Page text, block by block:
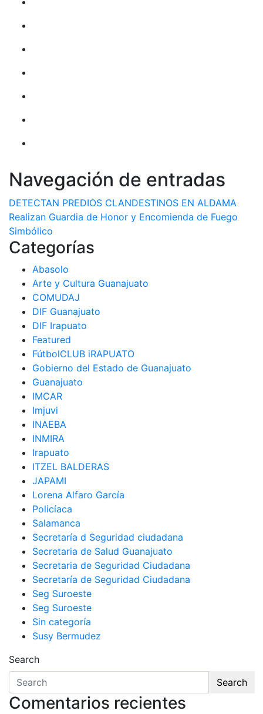
Navegación de entradas
DETECTAN PREDIOS CLANDESTINOS EN ALDAMA
Realizan Guardia de Honor y Encomienda de Fuego
Simbólico
Categorías
Abasolo
Arte y Cultura Guanajuato
COMUDAJ
DIF Guanajuato
DIF Irapuato
Featured
FútbolCLUB iRAPUATO
Gobierno del Estado de Guanajuato
Guanajuato
IMCAR
Imjuvi
INAEBA
INMIRA
Irapuato
ITZEL BALDERAS
JAPAMI
Lorena Alfaro García
Policíaca
Salamanca
Secretaría d Seguridad ciudadana
Secretaria de Salud Guanajuato
Secretaria de Seguridad Ciudadana
Secretaría de Seguridad Ciudadana
Seg Suroeste
Seg Suroeste
Sin categoría
Susy Bermudez
Search
Search
Comentarios recientes